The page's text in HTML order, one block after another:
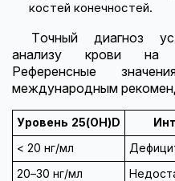
костей конечностей.
Точный диагноз
анализу крови на
Референсные
международным
Уровень 25(OH)D
< 20 нг/мл
20–30 нг/мл